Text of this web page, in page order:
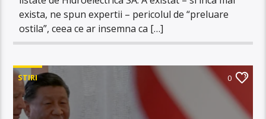
exista, ne spun expertii – pericolul de “preluare
ostila”, ceea ce ar insemna ca […]
STIRI 0